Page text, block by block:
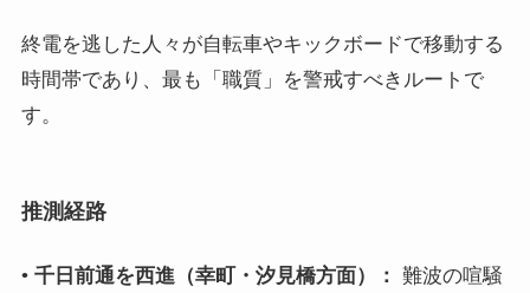
終電を逃した人々が自転車やキックボードで移動する
時間帯であり、最も「職質」を警戒すべきルートで
す。
推測経路
• 千日前通を西進（幸町・汐見橋方面）： 難波の喧騒